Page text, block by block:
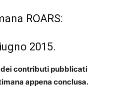
ROARS:
2015.
dei contributi pubblicati
appena conclusa.